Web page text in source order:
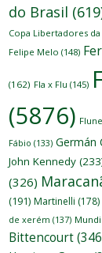
do Brasil
Copa Libertadores
Felipe Melo (148)
(162) Fla x Flu (145)
(5876)
Fábio (133) Germán
John Kennedy
(326)
(191) Martinelli (178)
de xerém (137)
Bittencourt